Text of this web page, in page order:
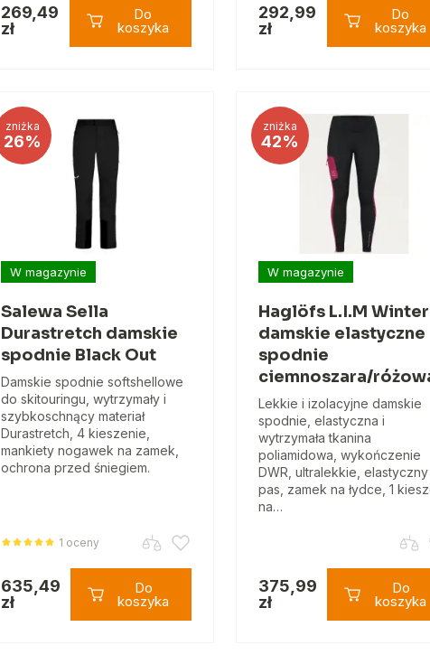
269,49
zł
Do
koszyka
292,99
zł
Do
koszyka
zniżka
26%
W magazynie
Salewa Sella
Durastretch damskie
spodnie Black Out
Damskie spodnie softshellowe
do skitouringu, wytrzymały i
szybkoschnący materiał
Durastretch, 4 kieszenie,
mankiety nogawek na zamek,
ochrona przed śniegiem.
1 oceny
635,49
zł
Do
koszyka
zniżka
42%
W magazynie
Haglöfs L.I.M Winter
damskie elastyczne
spodnie
ciemnoszara/
Lekkie i izolacyjne damskie
spodnie, elastyczna i
wytrzymała tkanina
poliamidowa, wykończenie
DWR, ultralekkie, elastyczny
pas, zamek na łydce, 1
na…
375,99
zł
Do
koszyka